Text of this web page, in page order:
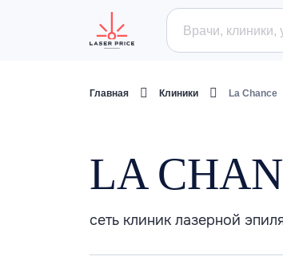
Главная Клиники La Chance
LA
cеть клиник лазерной